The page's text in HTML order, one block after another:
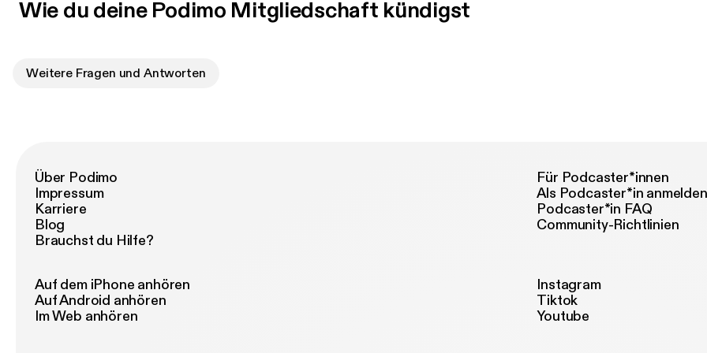
Wie du deine Podimo Mitgliedschaft kündigst
Weitere Fragen und Antworten
Über Podimo
Impressum
Karriere
Blog
Brauchst du Hilfe?
Für Podcaster*innen
Als Podcaster*in anmelden
Podcaster*in FAQ
Community-Richtlinien
Auf dem iPhone anhören
Auf Android anhören
Im Web anhören
Instagram
Tiktok
Youtube